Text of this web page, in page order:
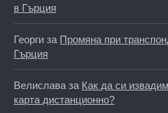
в Гърция
Георги за Промяна при
Гърция
Велислава за Как да си
карта дистанционно?